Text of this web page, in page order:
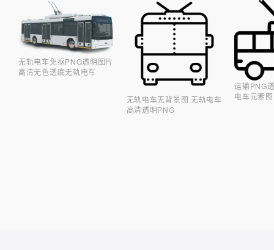
无轨电车免抠PNG透明图片
高清无色透底无轨电车
无轨电车无背景图 无轨电车
高清透明PNG
运输PNG
电车元素图